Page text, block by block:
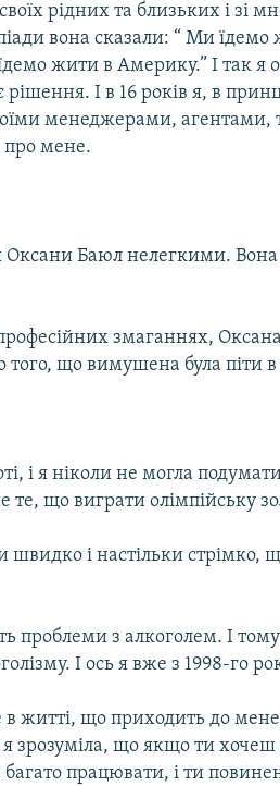
рідних та близьких і зі
вона сказали: “ Ми
жити в Америку.” І так я
рішення. І в 16 років я, в
менеджерами, агентами,
про мене.
Оксани Баюл нелегкими.
змаганнях,
що вимушена була піти в
і я ніколи не могла
те, що виграти олімпійську
швидко і настільки стрімко,
проблеми з алкоголем. І тому
І ось я вже з 1998-го
житті, що приходить до
я зрозуміла, що якщо ти
працювати, і ти